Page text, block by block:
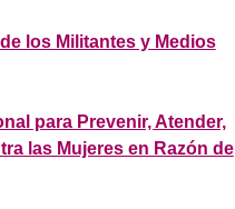
los Militantes y Medios
para Prevenir, Atender,
las Mujeres en Razón de